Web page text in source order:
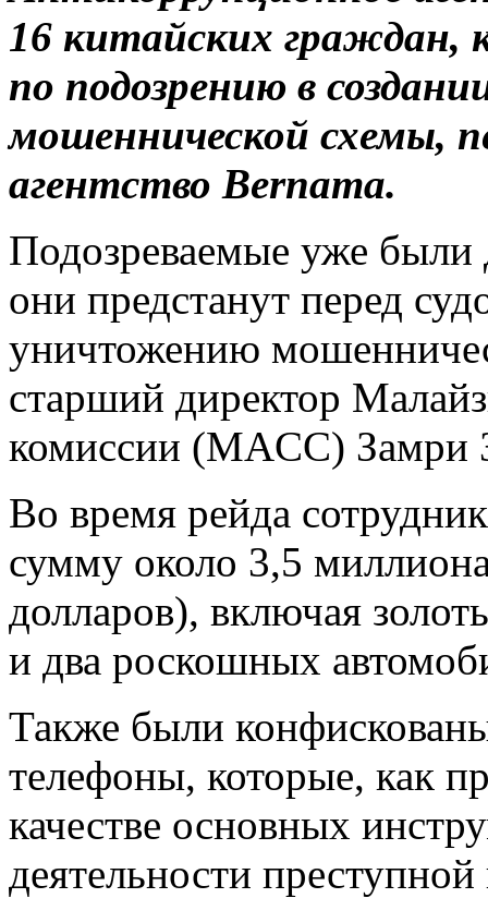
16 китайских граждан,
по подозрению в
мошеннической схемы,
агентство Bernama.
Подозреваемые уже были
они предстанут перед
уничтожению
старший директор
комиссии (MACC) Замри
Во время рейда
сумму около 3,5
долларов), включая
и два роскошных
Также были
телефоны, которые, как
качестве основных
деятельности